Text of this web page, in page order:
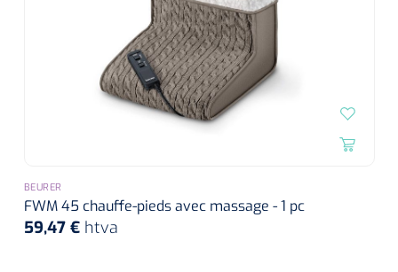
BEURER
FWM 45 chauffe-pieds avec massage - 1 pc
59,47 € htva